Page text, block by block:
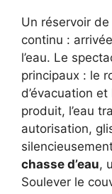
Un réservoir
continu :
l’eau. Le
principaux : le
d’évacuation
produit, l’eau
autorisation,
chasse d’eau,
Soulever le